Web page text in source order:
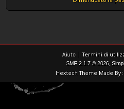
Aiuto |Termini di
SMF 2.1.7 © 2026,
Hextech Theme Made By